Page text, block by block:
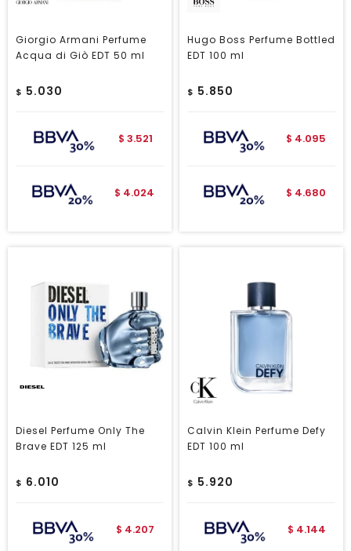
Giorgio Armani Perfume
Acqua di Giò EDT 50 ml
$ 5.030
$ 3.521
$ 4.024
Hugo Boss Perfume Bottled
EDT 100 ml
$ 5.850
$ 4.095
$ 4.680
Diesel Perfume Only The
Brave EDT 125 ml
$ 6.010
$ 4.207
Calvin Klein Perfume Defy
EDT 100 ml
$ 5.920
$ 4.144